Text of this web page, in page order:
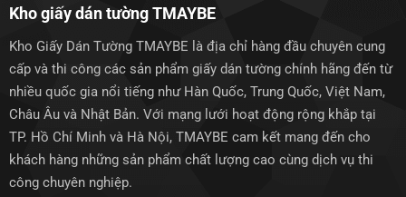
Kho giấy dán tường TMAYBE
Kho Giấy Dán Tường TMAYBE là địa chỉ hàng đầu chuyên cung
cấp và thi công các sản phẩm giấy dán tường chính hãng đến từ
nhiều quốc gia nổi tiếng như Hàn Quốc, Trung Quốc, Việt Nam,
Châu Âu và Nhật Bản. Với mạng lưới hoạt động rộng khắp tại
TP. Hồ Chí Minh và Hà Nội, TMAYBE cam kết mang đến cho
khách hàng những sản phẩm chất lượng cao cùng dịch vụ thi
công chuyên nghiệp.